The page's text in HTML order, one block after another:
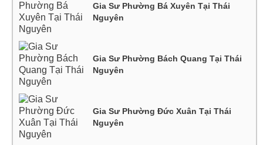
Gia Sư Phường Bá Xuyên Tại Thái
Nguyên
Gia Sư Phường Bách Quang Tại Thái
Nguyên
Gia Sư Phường Đức Xuân Tại Thái
Nguyên